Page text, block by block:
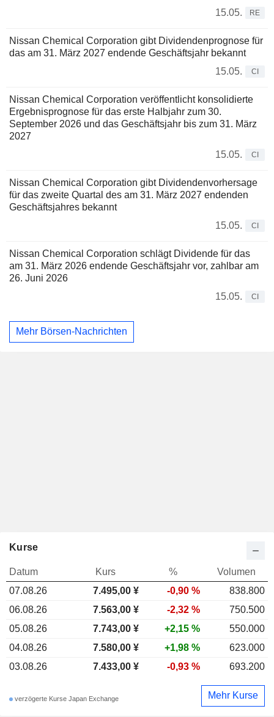
15.05.
RE
Nissan Chemical Corporation gibt Dividendenprognose für
das am 31. März 2027 endende Geschäftsjahr bekannt
15.05.
CI
Nissan Chemical Corporation veröffentlicht konsolidierte
Ergebnisprognose für das erste Halbjahr zum 30.
September 2026 und das Geschäftsjahr bis zum 31. März
2027
15.05.
CI
Nissan Chemical Corporation gibt Dividendenvorhersage
für das zweite Quartal des am 31. März 2027 endenden
Geschäftsjahres bekannt
15.05.
CI
Nissan Chemical Corporation schlägt Dividende für das
am 31. März 2026 endende Geschäftsjahr vor, zahlbar am
26. Juni 2026
15.05.
CI
Mehr Börsen-Nachrichten
Kurse
Datum Kurs %
Volumen
07.08.26
7.495,00 ¥ -0,90 %
838.800
06.08.26
7.563,00 ¥ -2,32 %
750.500
05.08.26
7.743,00 ¥ +2,15 %
550.000
04.08.26
7.580,00 ¥ +1,98 %
623.000
03.08.26
7.433,00 ¥ -0,93 % 693.200
verzögerte Kurse Japan Exchange Mehr Kurse